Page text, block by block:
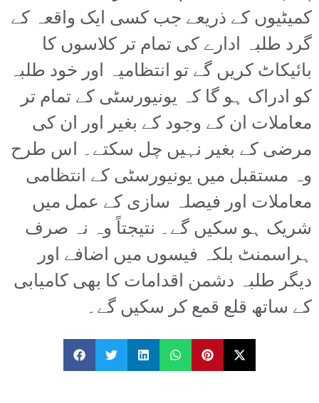
کمیٹیوں کے ذریعے جب کسی ایک واقعہ کے
گرد طلبہ ادارے کی تمام تر کلاسوں کا
بائیکاٹ کریں گے تو انتظامیہ اور خود طلبہ
کو ادراک ہو گا کہ یونیورسٹی کے تمام تر
معاملات ان کے وجود کے بغیر اور ان کی
مرضی کے بغیر نہیں چل سکتے۔ اس طرح
وہ مستقبل میں یونیورسٹی کے انتظامی
معاملات اور فیصلہ سازی کے عمل میں
شریک ہو سکیں گے۔ نتیجتاً وہ نہ صرف
ہراسمنٹ بلکہ فیسوں میں اضافے اور
دیگر طلبہ دشمن اقدامات کا بھی کامیابی
کے ساتھ قلع قمع کر سکیں گے۔